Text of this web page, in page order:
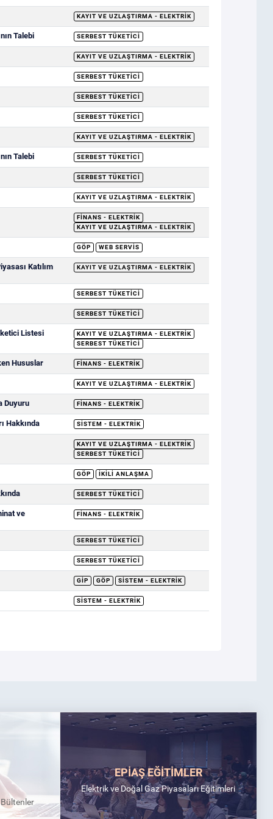
KAYIT VE UZLAŞTIRMA - ELEKTRIK
Talebi SERBEST TÜKETICI
KAYIT VE UZLAŞTIRMA - ELEKTRIK
SERBEST TÜKETICI
SERBEST TÜKETICI
SERBEST TÜKETICI
KAYIT VE UZLAŞTIRMA - ELEKTRIK
Talebi SERBEST TÜKETICI
SERBEST TÜKETICI
KAYIT VE UZLAŞTIRMA - ELEKTRIK
FINANS - ELEKTRIK
KAYIT VE UZLAŞTIRMA - ELEKTRIK
GÖP WEB SERVIS
Katılım KAYIT VE UZLAŞTIRMA - ELEKTRIK
SERBEST TÜKETICI
SERBEST TÜKETICI
Listesi
KAYIT VE UZLAŞTIRMA - ELEKTRIK
SERBEST TÜKETICI
Hususlar FINANS - ELEKTRIK
KAYIT VE UZLAŞTIRMA - ELEKTRIK
Duyuru FINANS - ELEKTRIK
Hakkında SISTEM - ELEKTRIK
KAYIT VE UZLAŞTIRMA - ELEKTRIK
SERBEST TÜKETICI
GÖP İKILI ANLAŞMA
SERBEST TÜKETICI
ve FINANS - ELEKTRIK
SERBEST TÜKETICI
SERBEST TÜKETICI
GİP GÖP SISTEM - ELEKTRIK
SISTEM - ELEKTRIK
Bültenler
EPİAŞ EĞİTİMLER
Elektrik ve Doğal Gaz Piyasaları Eğitimleri